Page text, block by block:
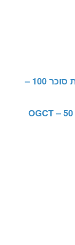
בדיקת העמסת סוכר בהריון: העמסת סוכר 100 –